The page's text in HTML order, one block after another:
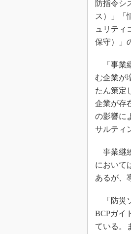
防指令シ
ス）」「
ュリティ
保守）」
「事業
む企業が
たん策定
企業が存
の影響に
サルティ
事業継
において
あるが、
「防災
BCPガイ
ている。